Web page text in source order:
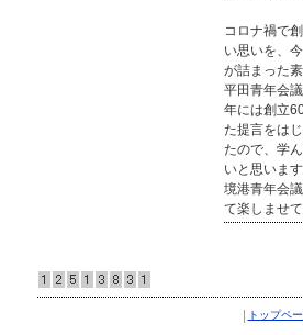
コロナ禍で
い思いを、
が詰まった
平田青年会
年には創立
た提言をは
たので、学
いと思います
境港青年会
て楽しませ
トップペ